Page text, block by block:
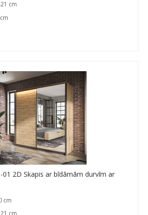
cm
01 2D Skapis ar bīdāmām durvīm ar
cm
cm